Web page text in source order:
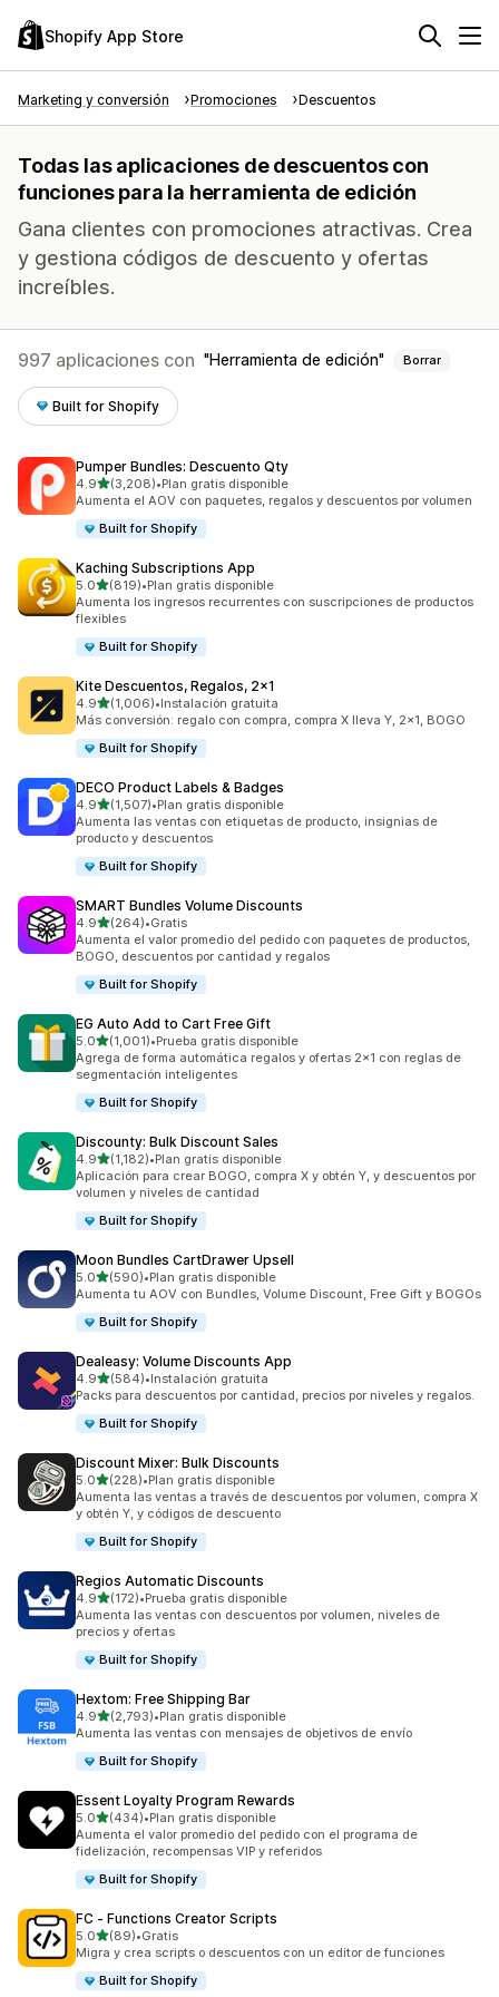
Shopify App Store
Marketing y conversión Promociones Descuentos
Todas las aplicaciones de descuentos con
funciones para la herramienta de edición
Gana clientes con promociones atractivas. Crea
y gestiona códigos de descuento y ofertas
increíbles.
997 aplicaciones con Herramienta de edición Borrar
Built for Shopify
Pumper Bundles: Descuento Qty
4.9de 5 estrellas
(3,208)
3208 reseñas en total
•Plan gratis disponible
Aumenta el AOV con paquetes, regalos y descuentos por volumen
Built for Shopify
Kaching Subscriptions App
5.0de 5 estrellas
(819)
819 reseñas en total
•Plan gratis disponible
Aumenta los ingresos recurrentes con suscripciones de productos
flexibles
Built for Shopify
Kite Descuentos, Regalos, 2x1
4.9de 5 estrellas
(1,006)
1006 reseñas en total
•Instalación gratuita
Más conversión: regalo con compra, compra X lleva Y, 2x1, BOGO
Built for Shopify
DECO Product Labels & Badges
4.9de 5 estrellas
(1,507)
1507 reseñas en total
•Plan gratis disponible
Aumenta las ventas con etiquetas de producto, insignias de
producto y descuentos
Built for Shopify
SMART Bundles Volume Discounts
4.9de 5 estrellas
(264)
264 reseñas en total
•Gratis
Aumenta el valor promedio del pedido con paquetes de productos,
BOGO, descuentos por cantidad y regalos
Built for Shopify
EG Auto Add to Cart Free Gift
5.0de 5 estrellas
(1,001)
1001 reseñas en total
•Prueba gratis disponible
Agrega de forma automática regalos y ofertas 2x1 con reglas de
segmentación inteligentes
Built for Shopify
Discounty: Bulk Discount Sales
4.9de 5 estrellas
(1,182)
1182 reseñas en total
•Plan gratis disponible
Aplicación para crear BOGO, compra X y obtén Y, y descuentos por
volumen y niveles de cantidad
Built for Shopify
Moon Bundles CartDrawer Upsell
5.0de 5 estrellas
(590)
590 reseñas en total
•Plan gratis disponible
Aumenta tu AOV con Bundles, Volume Discount, Free Gift y BOGOs
Built for Shopify
Dealeasy: Volume Discounts App
4.9de 5 estrellas
(584)
584 reseñas en total
•Instalación gratuita
Packs para descuentos por cantidad, precios por niveles y regalos.
Built for Shopify
Discount Mixer: Bulk Discounts
5.0de 5 estrellas
(228)
228 reseñas en total
•Plan gratis disponible
Aumenta las ventas a través de descuentos por volumen, compra X
y obtén Y, y códigos de descuento
Built for Shopify
Regios Automatic Discounts
4.9de 5 estrellas
(172)
172 reseñas en total
•Prueba gratis disponible
Aumenta las ventas con descuentos por volumen, niveles de
precios y ofertas
Built for Shopify
Hextom: Free Shipping Bar
4.9de 5 estrellas
(2,793)
2793 reseñas en total
•Plan gratis disponible
Aumenta las ventas con mensajes de objetivos de envío
Built for Shopify
Essent Loyalty Program Rewards
5.0de 5 estrellas
(434)
434 reseñas en total
•Plan gratis disponible
Aumenta el valor promedio del pedido con el programa de
fidelización, recompensas VIP y referidos
Built for Shopify
FC ‑ Functions Creator Scripts
5.0de 5 estrellas
(89)
89 reseñas en total
•Gratis
Migra y crea scripts o descuentos con un editor de funciones
Built for Shopify